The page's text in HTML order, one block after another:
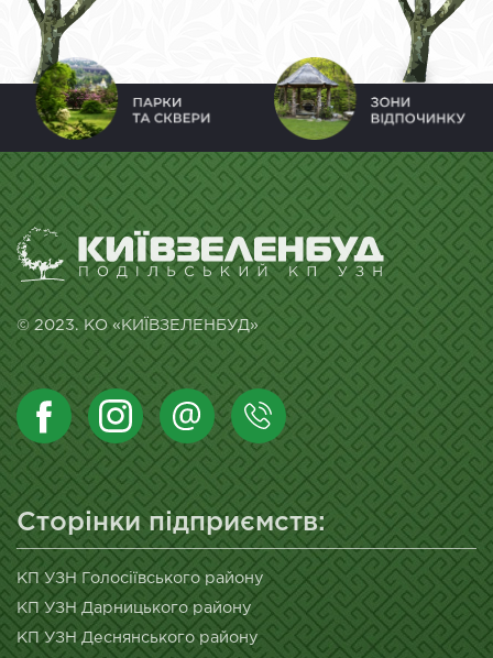
© 2023. КО «КИЇВЗЕЛЕНБУД»
Сторінки підприємств:
КП УЗН Голосіївського району
КП УЗН Дарницького району
КП УЗН Деснянського району